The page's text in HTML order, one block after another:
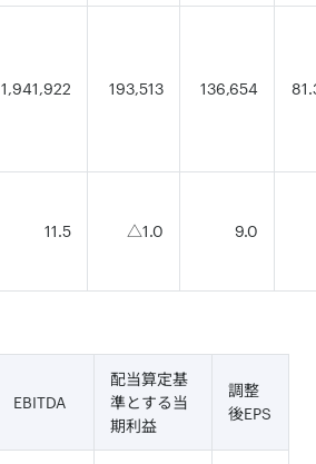
1,941,922 193,513 136,654
11.5 △1.0 9.0
EBITDA
配当算定基
準とする当
期利益
調整
後EPS